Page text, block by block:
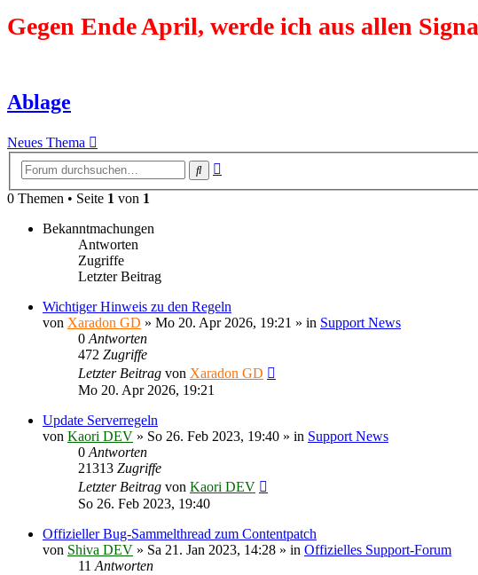
Gegen Ende April, werde ich aus allen
Ablage
Neues Thema
Suche
0 Themen • Seite 1 von 1
Bekanntmachungen
Antworten
Zugriffe
Letzter Beitrag
Wichtiger Hinweis zu den Regeln
von Xaradon GD » Mo 20. Apr 2026, 19:21 » in Support News
0 Antworten
472 Zugriffe
Letzter Beitrag von Xaradon GD
Mo 20. Apr 2026, 19:21
Update Serverregeln
von Kaori DEV » So 26. Feb 2023, 19:40 » in Support News
0 Antworten
21313 Zugriffe
Letzter Beitrag von Kaori DEV
So 26. Feb 2023, 19:40
Offizieller Bug-Sammelthread zum Contentpatch
von Shiva DEV » Sa 21. Jan 2023, 14:28 » in Offizielles Support-Forum
11 Antworten